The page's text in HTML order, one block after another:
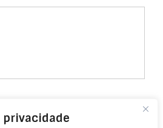
privacidade